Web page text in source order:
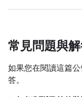
常見問題與
如果您在閱讀這篇
答。